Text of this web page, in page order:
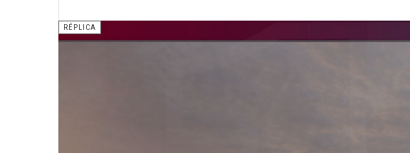
RÉPLICA